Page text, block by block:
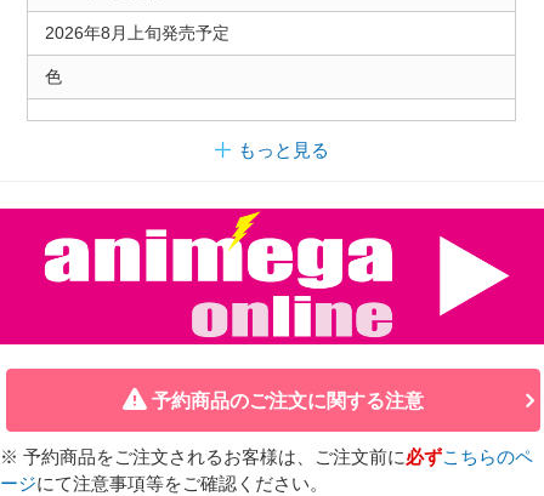
2026年8月上旬発売予定
色
もっと見る
予約商品のご注文に関する注意
※ 予約商品をご注文されるお客様は、ご注文前に必ずこちらのペ
ージにて注意事項等をご確認ください。